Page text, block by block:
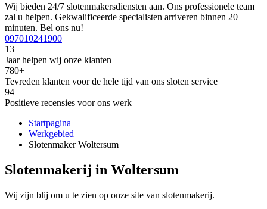
Wij bieden 24/7 slotenmakersdiensten aan. Ons professionele team
zal u helpen. Gekwalificeerde specialisten arriveren binnen 20
minuten. Bel ons nu!
097010241900
13+
Jaar helpen wij onze klanten
780+
Tevreden klanten voor de hele tijd van ons sloten service
94+
Positieve recensies voor ons werk
Startpagina
Werkgebied
Slotenmaker Woltersum
Slotenmakerij in Woltersum
Wij zijn blij om u te zien op onze site van slotenmakerij.